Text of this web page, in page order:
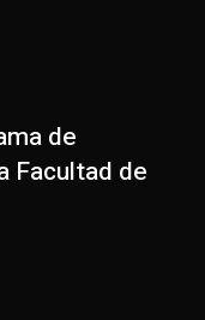
de
Facultad de